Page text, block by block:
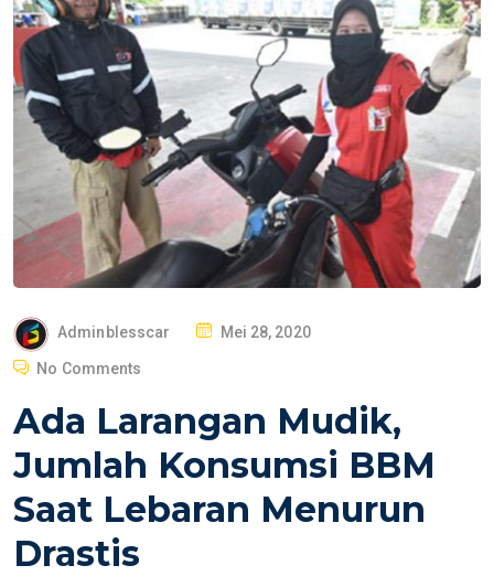
Adminblesscar
P
T
E
O
Mei 28, 2020
No Comments
Ada Larangan Mudik,
Jumlah Konsumsi BBM
Saat Lebaran Menurun
Drastis